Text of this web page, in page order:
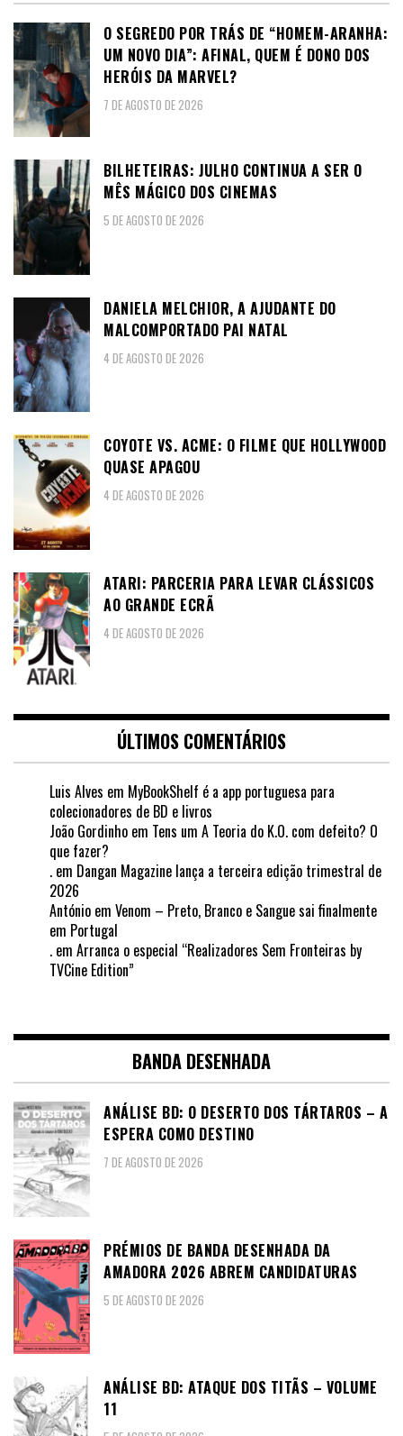
O SEGREDO POR TRÁS DE “HOMEM-ARANHA:
UM NOVO DIA”: AFINAL, QUEM É DONO DOS
HERÓIS DA MARVEL?
7 DE AGOSTO DE 2026
BILHETEIRAS: JULHO CONTINUA A SER O
MÊS MÁGICO DOS CINEMAS
5 DE AGOSTO DE 2026
DANIELA MELCHIOR, A AJUDANTE DO
MALCOMPORTADO PAI NATAL
4 DE AGOSTO DE 2026
COYOTE VS. ACME: O FILME QUE HOLLYWOOD
QUASE APAGOU
4 DE AGOSTO DE 2026
ATARI: PARCERIA PARA LEVAR CLÁSSICOS
AO GRANDE ECRÃ
4 DE AGOSTO DE 2026
ÚLTIMOS COMENTÁRIOS
Luis Alves em MyBookShelf é a app portuguesa para
colecionadores de BD e livros
João Gordinho em Tens um A Teoria do K.O. com defeito? O
que fazer?
. em Dangan Magazine lança a terceira edição trimestral de
2026
António em Venom – Preto, Branco e Sangue sai finalmente
em Portugal
. em Arranca o especial “Realizadores Sem Fronteiras by
TVCine Edition”
BANDA DESENHADA
ANÁLISE BD: O DESERTO DOS TÁRTAROS – A
ESPERA COMO DESTINO
7 DE AGOSTO DE 2026
PRÉMIOS DE BANDA DESENHADA DA
AMADORA 2026 ABREM CANDIDATURAS
5 DE AGOSTO DE 2026
ANÁLISE BD: ATAQUE DOS TITÃS – VOLUME
11